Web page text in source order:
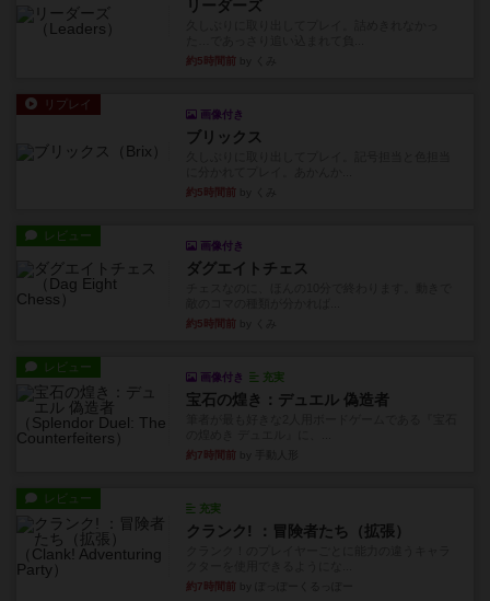
リーダーズ
約5時間前
リプレイ
画像付き
ブリックス
約5時間前
レビュー
画像付き
ダグエイトチェス
約5時間前
レビュー
画像付き 充実
宝石の煌き：デュエル 偽造者
約7時間前
レビュー
充実
クランク! ：冒険者たち（拡張）
約7時間前